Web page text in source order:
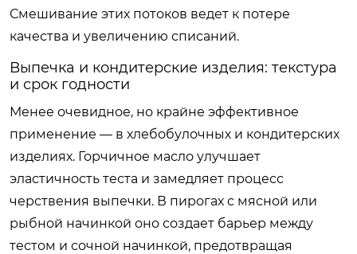
Смешивание этих потоков ведет к потере
качества и увеличению списаний.
Выпечка и кондитерские изделия: текстура
и срок годности
Менее очевидное, но крайне эффективное
применение — в хлебобулочных и кондитерских
изделиях. Горчичное масло улучшает
эластичность теста и замедляет процесс
черствения выпечки. В пирогах с мясной или
рыбной начинкой оно создает барьер между
тестом и сочной начинкой, предотвращая